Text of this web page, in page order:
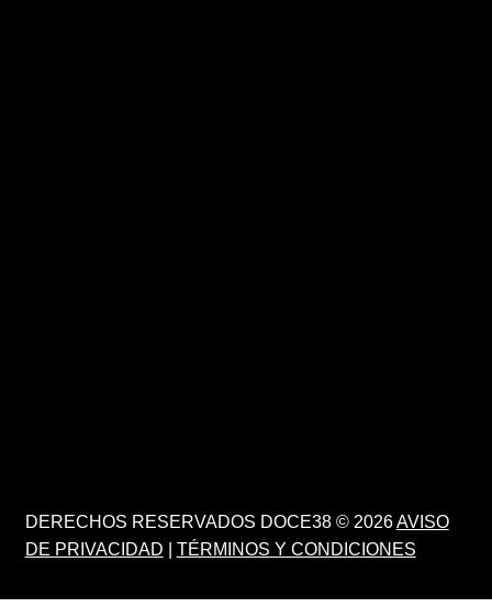
DERECHOS RESERVADOS DOCE38 © 2026AVISO
DE PRIVACIDAD
TÉRMINOS Y CONDICIONES